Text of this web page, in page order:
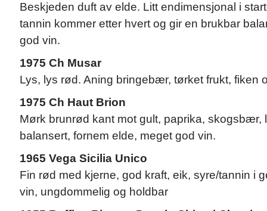
Beskjeden duft av elde. Litt endimensjonal i
tannin kommer etter hvert og gir en brukbar
god vin.
1975 Ch Musar
Lys, lys rød. Aning bringebær, tørket frukt, fiken
1975 Ch Haut Brion
Mørk brunrød kant mot gult, paprika, skogsbær,
balansert, fornem elde, meget god vin.
1965 Vega Sicilia Unico
Fin rød med kjerne, god kraft, eik, syre/tannin i
vin, ungdommelig og holdbar